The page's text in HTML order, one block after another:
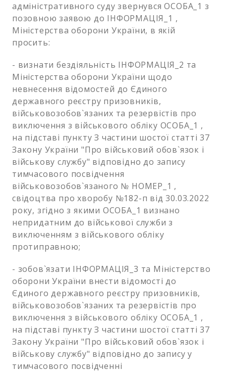
адміністративного суду звернувся ОСОБА_1 з
позовною заявою до ІНФОРМАЦІЯ_1 ,
Міністерства оборони України, в якій
просить:
- визнати бездіяльність ІНФОРМАЦІЯ_2 та
Міністерства оборони України щодо
невнесення відомостей до Єдиного
державного реєстру призовників,
військовозобов`язаних та резервістів про
виключення з військового обліку ОСОБА_1 ,
на підставі пункту З частини шостої статті 37
Закону України "Про військовий обов`язок і
військову службу" відповідно до запису
тимчасового посвідчення
військовозобов`язаного № НОМЕР_1 ,
свідоцтва про хворобу №182-п від 30.03.2022
року, згідно з якими ОСОБА_1 визнано
непридатним до військової служби з
виключенням з військового обліку
протиправною;
- зобов`язати ІНФОРМАЦІЯ_3 та Міністерство
оборони України внести відомості до
Єдиного державного реєстру призовників,
військовозобов`язаних та резервістів про
виключення з військового обліку ОСОБА_1 ,
на підставі пункту З частини шостої статті 37
Закону України "Про військовий обов`язок і
військову службу" відповідно до запису у
тимчасового посвідченні